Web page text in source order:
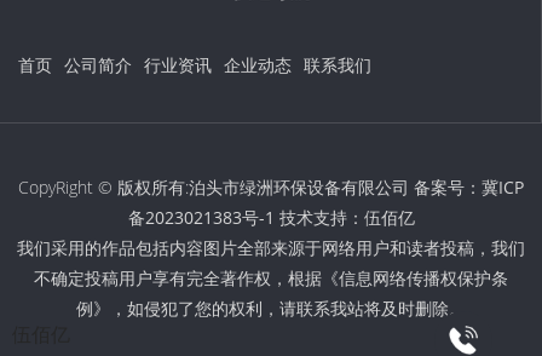
首页 公司简介 行业资讯 企业动态 联系我们
CopyRight © 版权所有:泊头市绿洲环保设备有限公司 备案号： 冀ICP
备2023021383号-1 技术支持： 伍佰亿
我们采用的作品包括内容图片全部来源于网络用户和读者投稿，我们
不确定投稿用户享有完全著作权，根据《信息网络传播权保护条
例》，如侵犯了您的权利，请联系我站将及时删除。